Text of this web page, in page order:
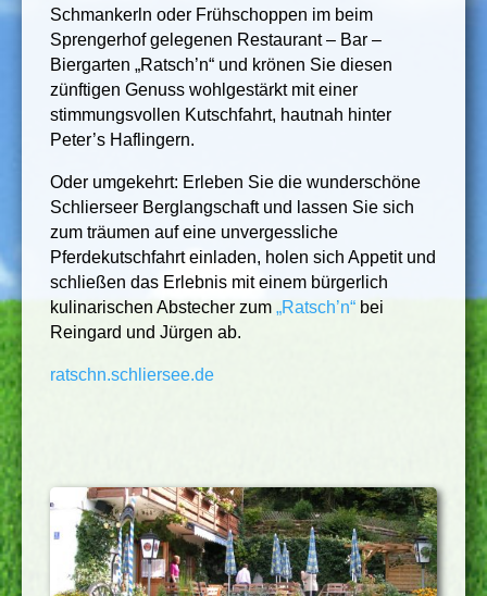
Schmankerln oder Frühschoppen im beim
Sprengerhof gelegenen Restaurant – Bar –
Biergarten „Ratsch’n“ und krönen Sie diesen
zünftigen Genuss wohlgestärkt mit einer
stimmungsvollen Kutschfahrt, hautnah hinter
Peter’s Haflingern.
Oder umgekehrt: Erleben Sie die wunderschöne
Schlierseer Berglangschaft und lassen Sie sich
zum träumen auf eine unvergessliche
Pferdekutschfahrt einladen, holen sich Appetit und
schließen das Erlebnis mit einem bürgerlich
kulinarischen Abstecher zum „Ratsch’n“ bei
Reingard und Jürgen ab.
ratschn.schliersee.de